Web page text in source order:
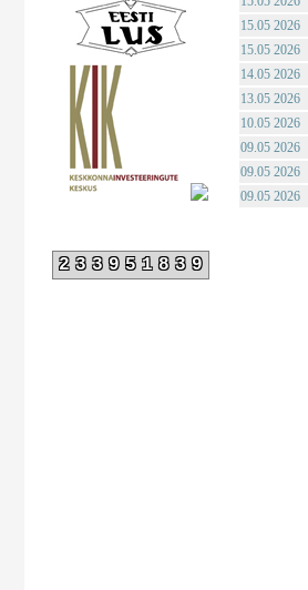
233951839
15.05 2026
15.05 2026
14.05 2026
13.05 2026
10.05 2026
09.05 2026
09.05 2026
09.05 2026